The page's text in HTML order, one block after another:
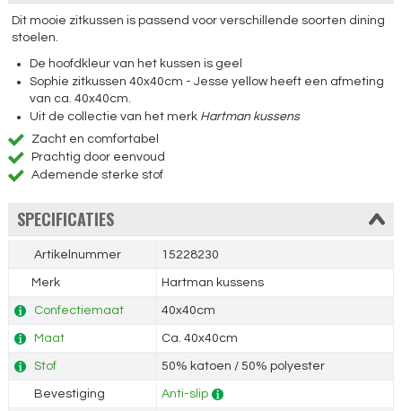
Dit mooie zitkussen is passend voor verschillende soorten dining
stoelen.
De hoofdkleur van het kussen is geel
Sophie zitkussen 40x40cm - Jesse yellow heeft een afmeting
van ca. 40x40cm.
Uit de collectie van het merk Hartman kussens
Zacht en comfortabel
Prachtig door eenvoud
Ademende sterke stof
SPECIFICATIES
Artikelnummer 15228230
Merk Hartman kussens
Confectiemaat 40x40cm
Maat Ca. 40x40cm
Stof 50% katoen / 50% polyester
Bevestiging Anti-slip